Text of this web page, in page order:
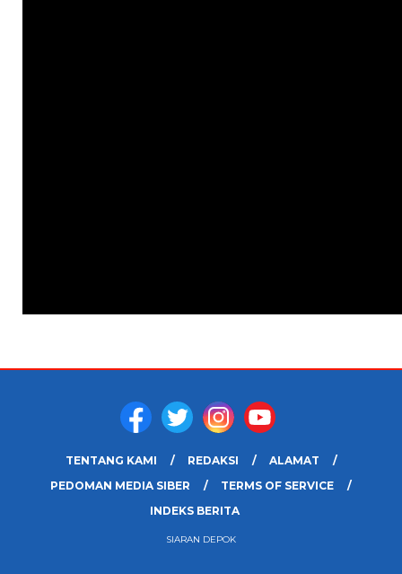
TENTANG KAMI REDAKSI
ALAMAT
PEDOMAN MEDIA SIBER
TERMS OF SERVICE
INDEKS BERITA
SIARAN DEPOK